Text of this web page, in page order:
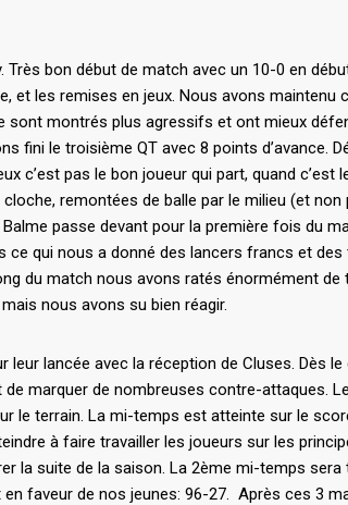
Très bon début de match avec un 10-0 en
et les remises en jeux. Nous avons maintenu
sont montrés plus agressifs et ont mieux
fini le troisième QT avec 8 points d’avance.
c’est pas le bon joueur qui part, quand c’est
remontées de balle par le milieu (et
passe devant pour la première fois du
qui nous a donné des lancers francs et
du match nous avons ratés énormément de
nous avons su bien réagir.
leur lancée avec la réception de Cluses. Dès
marquer de nombreuses contre-attaques.
le terrain. La mi-temps est atteinte sur le
à faire travailler les joueurs sur les
la suite de la saison. La 2ème mi-temps
faveur de nos jeunes: 96-27. Après ces 3